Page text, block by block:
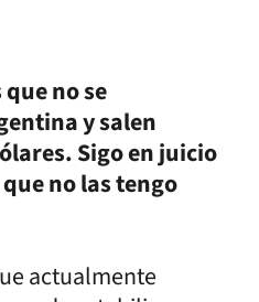
no se
y salen
Sigo en juicio
no las tengo
actualmente